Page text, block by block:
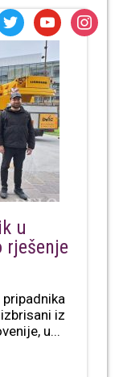
u
rješenje
iz
u...
youtube